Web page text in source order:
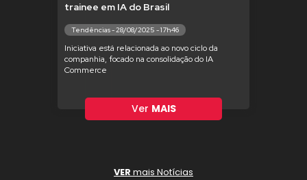
trainee em IA do Brasil
Tendências - 28/08/2025 - 17h46
Iniciativa está relacionada ao novo ciclo da
companhia, focado na consolidação do IA
Commerce
Ver MAIS
VER mais Notícias